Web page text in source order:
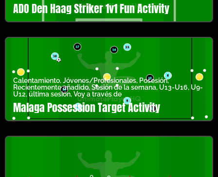
ADO Den Haag Striker 1v1 Fun Activity
Calentamiento,Jóvenes/Profesionales, Posesión,
Recientemente añadido,Sesión de la semana, U13-U16, U9-
U12,última sesión,Voy a través de
Malaga Possession Target Activity